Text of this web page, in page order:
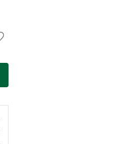
till i favoriter